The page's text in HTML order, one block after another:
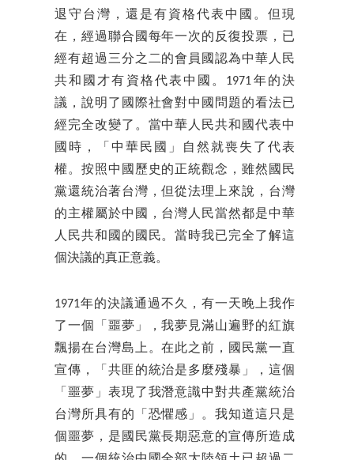
退守台灣，還是有資格代表中國。但現
在，經過聯合國每年一次的反復投票，已
經有超過三分之二的會員國認為中華人民
共和國才有資格代表中國。1971年的決
議，說明了國際社會對中國問題的看法已
經完全改變了。當中華人民共和國代表中
國時，「中華民國」自然就喪失了代表
權。按照中國歷史的正統觀念，雖然國民
黨還統治著台灣，但從法理上來說，台灣
的主權屬於中國，台灣人民當然都是中華
人民共和國的國民。當時我已完全了解這
個決議的真正意義。
1971年的決議通過不久，有一天晚上我作
了一個「噩夢」，我夢見滿山遍野的紅旗
飄揚在台灣島上。在此之前，國民黨一直
宣傳，「共匪的統治是多麼殘暴」，這個
「噩夢」表現了我潛意識中對共產黨統治
台灣所具有的「恐懼感」。我知道這只是
個噩夢，是國民黨長期惡意的宣傳所造成